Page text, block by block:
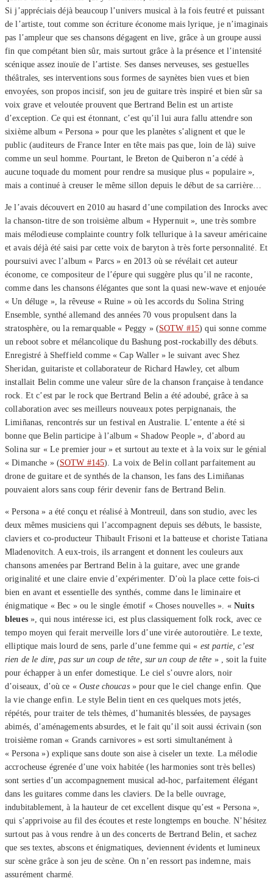
Si j’appréciais déjà beaucoup l’univers musical à la fois feutré et puissant
de l’artiste, tout comme son écriture économe mais lyrique, je n’imaginais
pas l’ampleur que ses chansons dégagent en live, grâce à un groupe aussi
fin que compétant bien sûr, mais surtout grâce à la présence et l’intensité
scénique assez inouïe de l’artiste. Ses danses nerveuses, ses gestuelles
théâtrales, ses interventions sous formes de saynètes bien vues et bien
envoyées, son propos incisif, son jeu de guitare très inspiré et bien sûr sa
voix grave et veloutée prouvent que Bertrand Belin est un artiste
d’exception. Ce qui est étonnant, c’est qu’il lui aura fallu attendre son
sixième album « Persona » pour que les planètes s’alignent et que le
public (auditeurs de France Inter en tête mais pas que, loin de là) suive
comme un seul homme. Pourtant, le Breton de Quiberon n’a cédé à
aucune toquade du moment pour rendre sa musique plus « populaire »,
mais a continué à creuser le même sillon depuis le début de sa carrière…
Je l’avais découvert en 2010 au hasard d’une compilation des Inrocks avec
la chanson-titre de son troisième album « Hypernuit », une très sombre
mais mélodieuse complainte country folk tellurique à la saveur américaine
et avais déjà été saisi par cette voix de baryton à très forte personnalité. Et
poursuivi avec l’album « Parcs » en 2013 où se révélait cet auteur
économe, ce compositeur de l’épure qui suggère plus qu’il ne raconte,
comme dans les chansons élégantes que sont la quasi new-wave et enjouée
« Un déluge », la rêveuse « Ruine » où les accords du Solina String
Ensemble, synthé allemand des années 70 vous propulsent dans la
stratosphère, ou la remarquable « Peggy » (SOTW #15) qui sonne comme
un reboot sobre et mélancolique du Bashung post-rockabilly des débuts.
Enregistré à Sheffield comme « Cap Waller » le suivant avec Shez
Sheridan, guitariste et collaborateur de Richard Hawley, cet album
installait Belin comme une valeur sûre de la chanson française à tendance
rock. Et c’est par le rock que Bertrand Belin a été adoubé, grâce à sa
collaboration avec ses meilleurs nouveaux potes perpignanais, the
Limiñanas, rencontrés sur un festival en Australie. L’entente a été si
bonne que Belin participe à l’album « Shadow People », d’abord au
Solina sur « Le premier jour » et surtout au texte et à la voix sur le génial
« Dimanche » (SOTW #145). La voix de Belin collant parfaitement au
drone de guitare et de synthés de la chanson, les fans des Limiñanas
pouvaient alors sans coup férir devenir fans de Bertrand Belin.
« Persona » a été conçu et réalisé à Montreuil, dans son studio, avec les
deux mêmes musiciens qui l’accompagnent depuis ses débuts, le bassiste,
claviers et co-producteur Thibault Frisoni et la batteuse et choriste Tatiana
Mladenovitch. A eux-trois, ils arrangent et donnent les couleurs aux
chansons amenées par Bertrand Belin à la guitare, avec une grande
originalité et une claire envie d’expérimenter. D’où la place cette fois-ci
bien en avant et essentielle des synthés, comme dans le liminaire et
énigmatique « Bec » ou le single émotif « Choses nouvelles ». « Nuits
bleues», qui nous intéresse ici, est plus classiquement folk rock, avec ce
tempo moyen qui ferait merveille lors d’une virée autoroutière. Le texte,
elliptique mais lourd de sens, parle d’une femme qui « est partie, c’est
rien de le dire, pas sur un coup de tête, sur un coup de tête » , soit la fuite
pour échapper à un enfer domestique. Le ciel s’ouvre alors, noir
d’oiseaux, d’où ce « Ouste choucas» pour que le ciel change enfin. Que
la vie change enfin. Le style Belin tient en ces quelques mots jetés,
répétés, pour traiter de tels thèmes, d’humanités blessées, de paysages
abimés, d’aménagements absurdes, et le fait qu’il soit aussi écrivain (son
troisième roman « Grands carnivores » est sorti simultanément à
« Persona ») explique sans doute son aise à ciseler un texte. La mélodie
accrocheuse égrenée d’une voix habitée (les harmonies sont très belles)
sont serties d’un accompagnement musical ad-hoc, parfaitement élégant
dans les guitares comme dans les claviers. De la belle ouvrage,
indubitablement, à la hauteur de cet excellent disque qu’est « Persona »,
qui s’apprivoise au fil des écoutes et reste longtemps en bouche. N’hésitez
surtout pas à vous rendre à un des concerts de Bertrand Belin, et sachez
que ses textes, abscons et énigmatiques, deviennent évidents et lumineux
sur scène grâce à son jeu de scène. On n’en ressort pas indemne, mais
assurément charmé.